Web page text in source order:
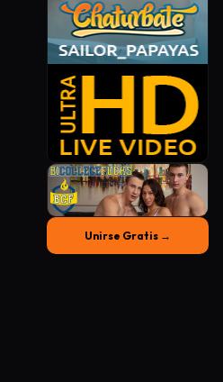
Unirse Gratis →